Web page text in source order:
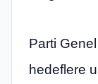
Parti Genel
hedeflere